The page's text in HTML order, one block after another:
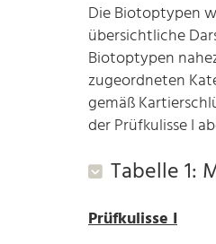
Die Biotoptypen
übersichtliche
Biotoptypen
zugeordneten
gemäß
der Prüfkulisse I
Tabelle 1:
Prüfkulisse I